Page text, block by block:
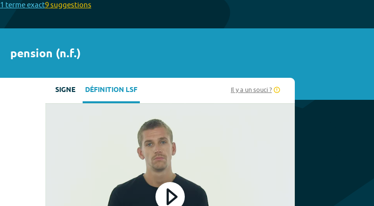
1 termeexact9suggestions
pension (n.f.)
SIGNE DÉFINITION LSF Il y a un souci ?
Play